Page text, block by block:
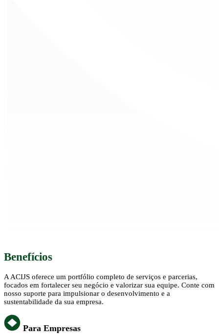
Benefícios
A ACIJS oferece um portfólio completo de serviços e parcerias,
focados em fortalecer seu negócio e valorizar sua equipe. Conte com
nosso suporte para impulsionar o desenvolvimento e a
sustentabilidade da sua empresa.
Para Empresas